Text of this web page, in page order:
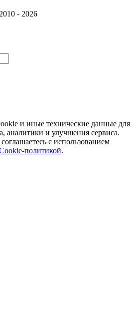
- 2026
и иные технические данные для
аналитики и улучшения сервиса.
с использованием
политикой.